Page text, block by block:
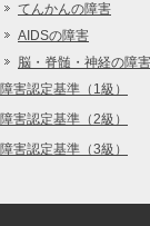
てんかんの障害
AIDSの障害
脳・脊髄・神経の障害
障害認定基準（1級）
障害認定基準（2級）
障害認定基準（3級）